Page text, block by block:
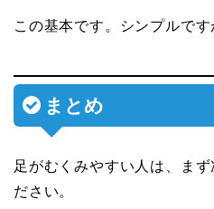
この基本です。シンプルです
まとめ
足がむくみやすい人は、ま
ださい。